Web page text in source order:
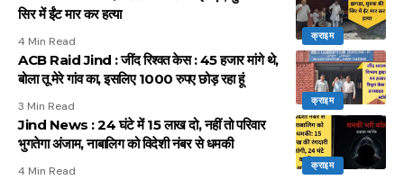
क्राइम
सिर में ईंट मार कर हत्या
4 Min Read
क्राइम
ACB Raid Jind : जींद रिश्वत केस : 45 हजार मांगे थे,
बोला तू मेरे गांव का, इसलिए 1000 रुपए छोड़ रहा हूं
3 Min Read
क्राइम
Jind News : 24 घंटे में 15 लाख दो, नहीं तो परिवार
भुगतेगा अंजाम, नाबालिग को विदेशी नंबर से धमकी
4 Min Read